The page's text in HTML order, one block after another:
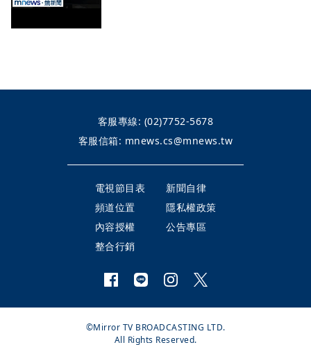
客服專線: (02)7752-5678
客服信箱: mnews.cs@mnews.tw
電視節目表
新聞自律
頻道位置
隱私權政策
內容授權
公告專區
整合行銷
©Mirror TV BROADCASTING LTD.
All Rights Reserved.